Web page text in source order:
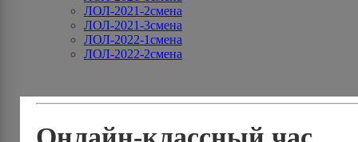
ЛОЛ-2021-2смена
ЛОЛ-2021-3смена
ЛОЛ-2022-1смена
ЛОЛ-2022-2смена